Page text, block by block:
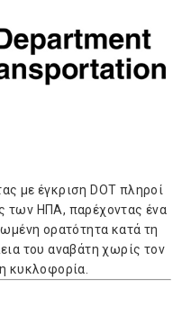
με έγκριση DOT πληροί
των ΗΠΑ, παρέχοντας ένα
ορατότητα κατά τη
του αναβάτη χωρίς τον
κυκλοφορία.